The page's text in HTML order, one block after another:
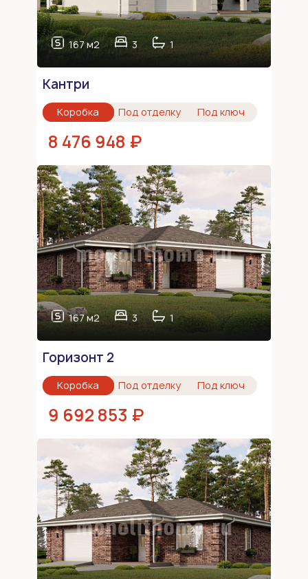
167 м2 3 1
Кантри
Коробка Под отделку Под ключ
8 476 948 ₽
167 м2 3 1
Горизонт 2
Коробка Под отделку Под ключ
9 692 853 ₽